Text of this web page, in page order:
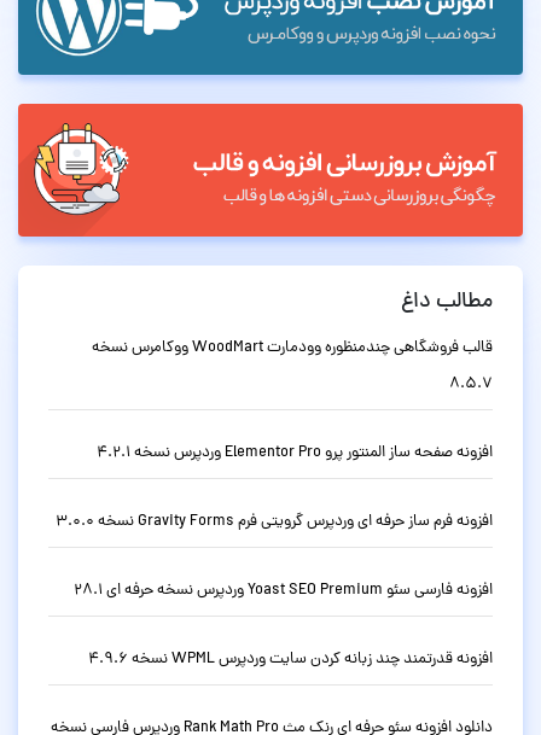
مطالب داغ
قالب فروشگاهی چندمنظوره وودمارت WoodMart ووکامرس نسخه
8.5.7
افزونه صفحه ساز المنتور پرو Elementor Pro وردپرس نسخه 4.2.1
افزونه فرم ساز حرفه ای وردپرس گرویتی فرم Gravity Forms نسخه 3.0.0
افزونه فارسی سئو Yoast SEO Premium وردپرس نسخه حرفه ای 28.1
افزونه قدرتمند چند زبانه کردن سایت وردپرس WPML نسخه 4.9.6
دانلود افزونه سئو حرفه ای رنک مث Rank Math Pro وردپرس فارسی نسخه